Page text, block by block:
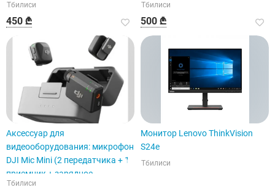
Тбилиси
450 ₾
Тбилиси
500 ₾
Аксессуар для
видеооборудования: микрофон
DJI Mic Mini (2 передатчика + 1
приемник + зарядное
устройство).
Тбилиси
Монитор Lenovo ThinkVision
S24e
Тбилиси